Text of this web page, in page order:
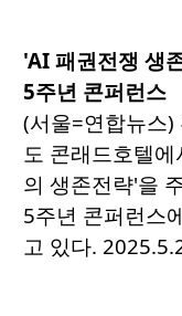
'AI 패권전쟁 생
5주년 콘퍼런스
(서울=연합뉴스)
도 콘래드호텔
의 생존전략'을
5주년 콘퍼런스
고 있다.